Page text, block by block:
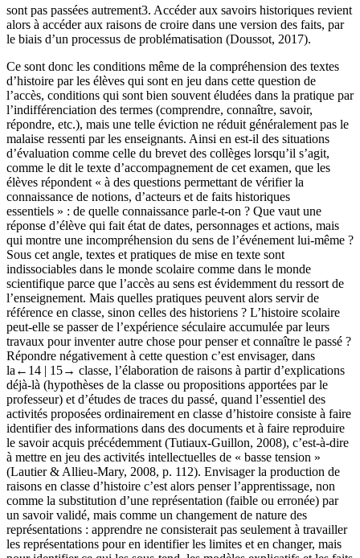
sont pas passées autrement3. Accéder aux savoirs historiques revient
alors à accéder aux raisons de croire dans une version des faits, par
le biais d’un processus de problématisation (Doussot, 2017).
Ce sont donc les conditions même de la compréhension des textes
d’histoire par les élèves qui sont en jeu dans cette question de
l’accès, conditions qui sont bien souvent éludées dans la pratique par
l’indifférenciation des termes (comprendre, connaître, savoir,
répondre, etc.), mais une telle éviction ne réduit généralement pas le
malaise ressenti par les enseignants. Ainsi en est-il des situations
d’évaluation comme celle du brevet des collèges lorsqu’il s’agit,
comme le dit le texte d’accompagnement de cet examen, que les
élèves répondent « à des questions permettant de vérifier la
connaissance de notions, d’acteurs et de faits historiques
essentiels » : de quelle connaissance parle-t-on ? Que vaut une
réponse d’élève qui fait état de dates, personnages et actions, mais
qui montre une incompréhension du sens de l’événement lui-même ?
Sous cet angle, textes et pratiques de mise en texte sont
indissociables dans le monde scolaire comme dans le monde
scientifique parce que l’accès au sens est évidemment du ressort de
l’enseignement. Mais quelles pratiques peuvent alors servir de
référence en classe, sinon celles des historiens ? L’histoire scolaire
peut-elle se passer de l’expérience séculaire accumulée par leurs
travaux pour inventer autre chose pour penser et connaître le passé ?
Répondre négativement à cette question c’est envisager, dans
la ←14 | 15→ classe, l’élaboration de raisons à partir d’explications
déjà-là (hypothèses de la classe ou propositions apportées par le
professeur) et d’études de traces du passé, quand l’essentiel des
activités proposées ordinairement en classe d’histoire consiste à faire
identifier des informations dans des documents et à faire reproduire
le savoir acquis précédemment (Tutiaux-Guillon, 2008), c’est-à-dire
à mettre en jeu des activités intellectuelles de « basse tension »
(Lautier & Allieu-Mary, 2008, p. 112). Envisager la production de
raisons en classe d’histoire c’est alors penser l’apprentissage, non
comme la substitution d’une représentation (faible ou erronée) par
un savoir validé, mais comme un changement de nature des
représentations : apprendre ne consisterait pas seulement à travailler
les représentations pour en identifier les limites et en changer, mais